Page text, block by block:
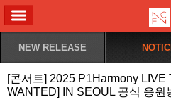
NEW RELEASE
[콘서트] 2025 P1Harmony
WANTED] IN SEOUL 공식 응원